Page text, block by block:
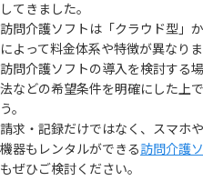
してきました。
訪問介護ソフトは「クラウド型」
によって料金体系や特徴が異なりま
訪問介護ソフトの導入を検討する
法などの希望条件を明確にした上
う。
請求・記録だけではなく、スマホ
機器もレンタルができる訪問介護
もぜひご検討ください。